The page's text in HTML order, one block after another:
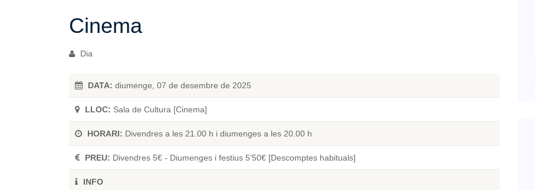
Cinema
Dia
DATA: diumenge, 07 de desembre de 2025
LLOC: Sala de Cultura [Cinema]
HORARI: Divendres a les 21.00 h i diumenges a les 20.00 h
PREU: Divendres 5€ - Diumenges i festius 5'50€ [Descomptes habituals]
INFO